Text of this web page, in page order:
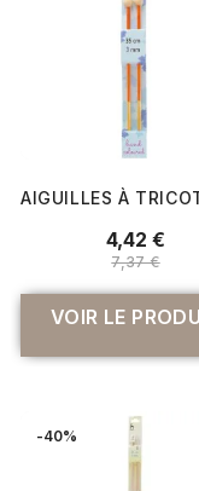
AIGUILLES À
4,42 €
7,37 €
VOIR LE
-40%